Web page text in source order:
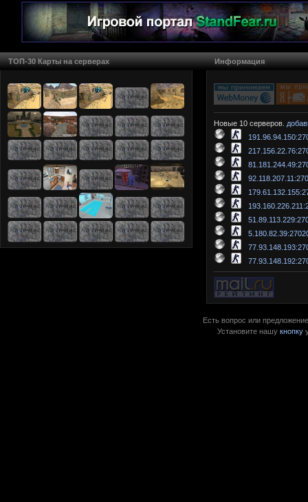
ТОП-30 Карты на серверах Информация
Новые 10 серверов.
Есть вопрос или
Установите нашу кнопку